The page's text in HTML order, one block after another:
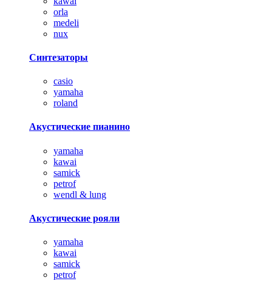
orla
medeli
nux
Синтезаторы
casio
yamaha
roland
Акустические пианино
yamaha
kawai
samick
petrof
wendl & lung
Акустические рояли
yamaha
kawai
samick
petrof